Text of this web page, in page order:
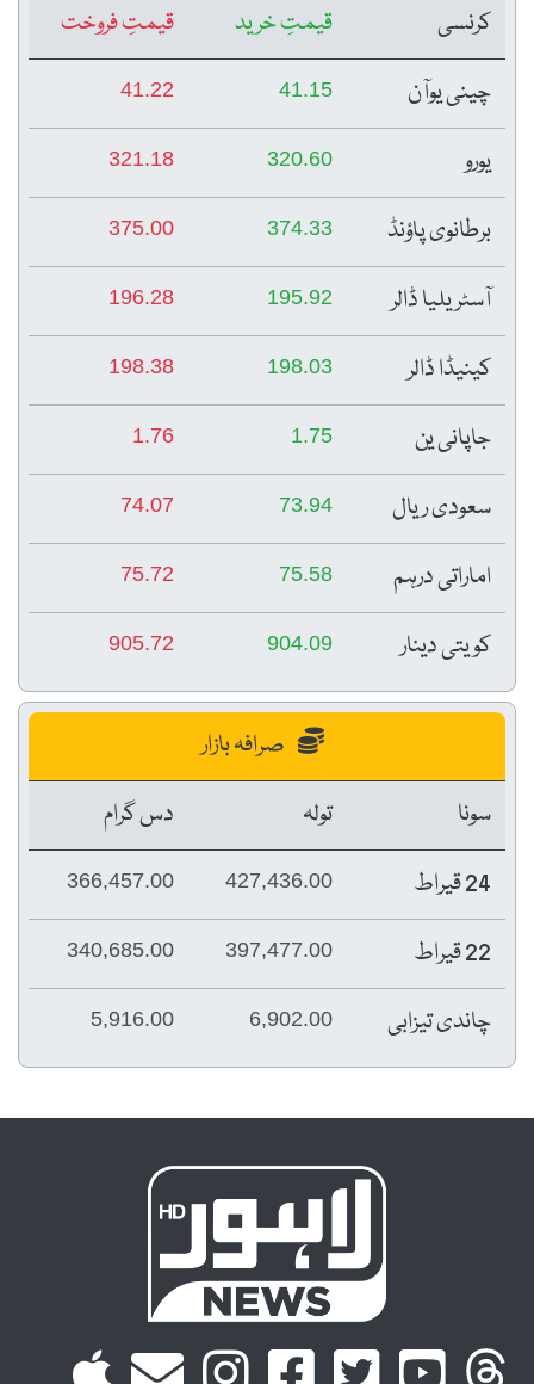
کرنسی
قیمتِ خرید
قیمتِ فروخت
چینی یوآن
41.15
41.22
یورو 320.60
321.18
برطانوی پاؤنڈ 374.33
375.00
آسٹریلیا ڈالر 195.92
196.28
کینیڈا ڈالر 198.03
198.38
جاپانی ین 1.75
1.76
سعودی ریال 73.94
74.07
اماراتی درہم 75.58
75.72
کویتی دینار 904.09
905.72
صرافہ بازار
سونا
تولہ
دس گرام
24 قیراط
427,436.00
366,457.00
22 قیراط 397,477.00
340,685.00
چاندی تیزابی 6,902.00
5,916.00